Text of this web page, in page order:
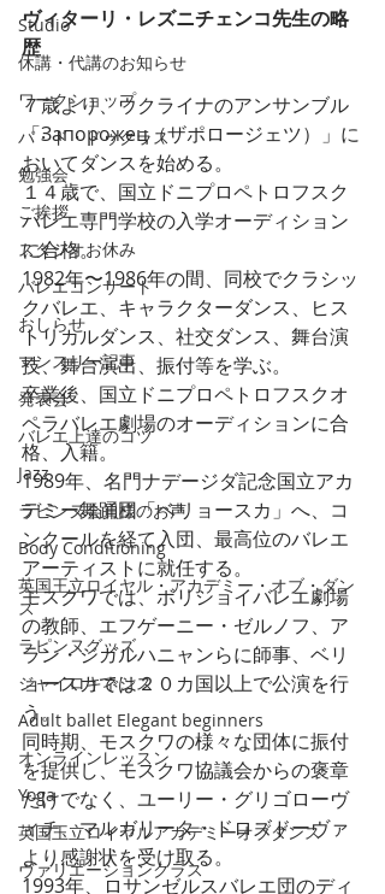
Studio
休講・代講のお知らせ
ワークショップ
パ・ド・ドゥクラス
勉強会
ご挨拶
スタジオお休み
バレエコンサート
おしらせ
マンスリー記事
発表会
バレエ上達のコツ
Jazz
ラピンヌ会員様のお声
Body Conditioning
英国王立ロイヤル・アカデミー・オブ・ダン
ス
ラピンヌグッズ
ジャイロキネシス
Adult ballet Elegant beginners
オンラインレッスン
Yoga
英国王立ロイヤルアカデミーオブダンス
ヴァリエーションクラス
ヴィターリ・レズニチェンコ先生の略
歴
７歳より、ウクライナのアンサンブル
「Запорожец（ザポロージェツ）」に
おいてダンスを始める。
１４歳で、国立ドニプロペトロフスク
バレエ専門学校の入学オーディション
に合格。
1982年〜1986年の間、同校でクラシッ
クバレエ、キャラクターダンス、ヒス
トリカルダンス、社交ダンス、舞台演
技、舞台演出、振付等を学ぶ。
卒業後、国立ドニプロペトロフスクオ
ペラバレエ劇場のオーディションに合
格、入籍。
1989年、名門ナデージダ記念国立アカ
デミー舞踊団「ベリョースカ」へ、コ
ンクールを経て入団、最高位のバレエ
アーティストに就任する。
モスクワでは、ボリショイバレエ劇場
の教師、エフゲーニー・ゼルノフ、ア
ラン・ジガルハニャンらに師事、ベリ
ョースカでは２０カ国以上で公演を行
う。
同時期、モスクワの様々な団体に振付
を提供し、モスクワ協議会からの褒章
だけでなく、ユーリー・グリゴローヴ
ィチ、マルガリータ・ドロズドーヴァ
より感謝状を受け取る。
1993年、ロサンゼルスバレエ団のディ